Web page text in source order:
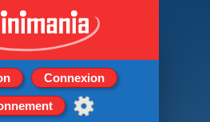
Connexion